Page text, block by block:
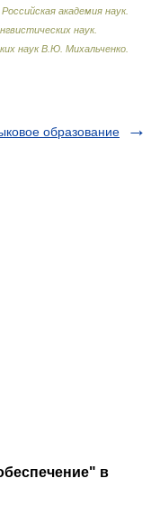
академия наук.
наук.
наук В.Ю. Михальченко
образование
в